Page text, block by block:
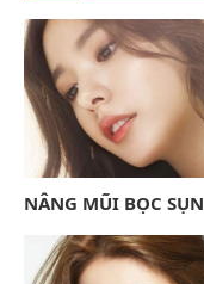
NÂNG MŨI BỌC SỤN